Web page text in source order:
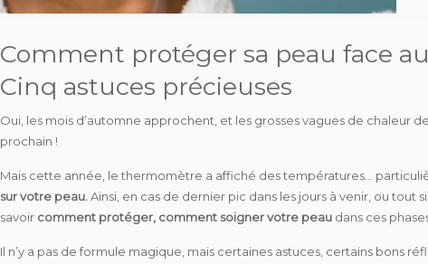
Comment protéger sa peau face
Cinq astuces précieuses
Oui, les mois d’automne approchent, et les grosses vagues de chaleur
prochain !
Mais cette année, le thermomètre a affiché des températures…
sur votre peau.Ainsi, en cas de dernier pic dans les jours à venir, ou tout
savoir comment protéger, comment soigner votre peau dans ces
Il n’y a pas de formule magique, mais certaines astuces, certains bons